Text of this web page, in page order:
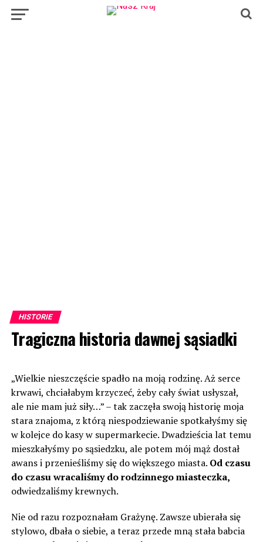
HISTORIE
Tragiczna historia dawnej sąsiadki
„Wielkie nieszczęście spadło na moją rodzinę. Aż serce
krwawi, chciałabym krzyczeć, żeby cały świat usłyszał,
ale nie mam już siły…” – tak zaczęła swoją historię moja
stara znajoma, z którą niespodziewanie spotkałyśmy się
w kolejce do kasy w supermarkecie. Dwadzieścia lat temu
mieszkałyśmy po sąsiedzku, ale potem mój mąż dostał
awans i przenieśliśmy się do większego miasta. Od czasu
do czasu wracaliśmy do rodzinnego miasteczka,
odwiedzaliśmy krewnych.
Nie od razu rozpoznałam Grażynę. Zawsze ubierała się
stylowo, dbała o siebie, a teraz przede mną stała babcia